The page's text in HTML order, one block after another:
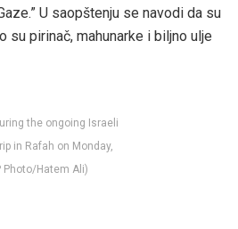
U saopštenju se navodi da su
su pirinač, mahunarke i biljno ulje
the ongoing Israeli
in Rafah on Monday,
Photo/Hatem Ali)